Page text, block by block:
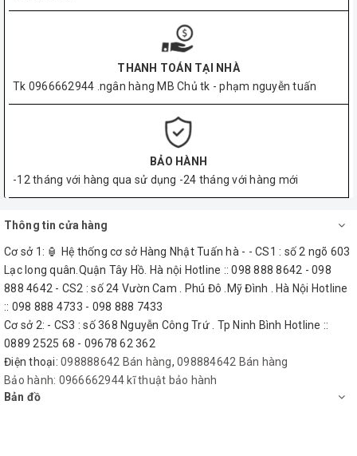
THANH TOÁN TẠI NHÀ
Tk 0966662944 .ngân hàng MB Chủ tk - phạm nguyễn tuấn
BẢO HÀNH
-12 tháng với hàng qua sử dụng -24 tháng với hàng mới
Thông tin cửa hàng
Cơ sở 1: 🏮 Hệ thống cơ sở Hàng Nhật Tuấn hà - - CS1 : số 2 ngõ 603
Lạc long quân.Quận Tây Hồ. Hà nội Hotline :: 098 888 8642 - 098
888 4642 - CS2 : số 24 Vườn Cam . Phú Đô .Mỹ Đình . Hà Nội Hotline
:: 098 888 4733 - 098 888 7433
Cơ sở 2: - CS3 : số 368 Nguyễn Công Trứ . Tp Ninh Bình Hotline ::
0889 2525 68 - 09678 62 362
Điện thoại: 098888642 Bán hàng, 098884642 Bán hàng
Bảo hành: 0966662944 kĩ thuật bảo hành
Bản đồ